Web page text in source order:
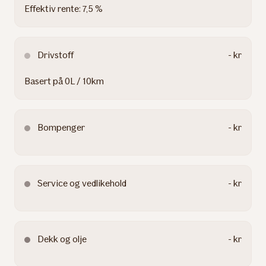
Effektiv rente: 7,5 %
Drivstoff - kr
Basert på 0L / 10km
Bompenger - kr
Service og vedlikehold - kr
Dekk og olje - kr